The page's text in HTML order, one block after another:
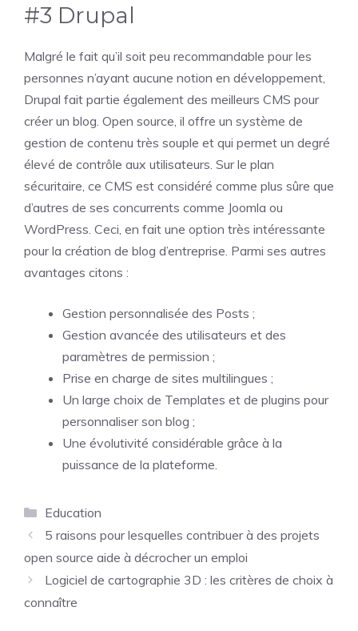
#3 Drupal
Malgré le fait qu’il soit peu recommandable pour les
personnes n’ayant aucune notion en développement,
Drupal fait partie également des meilleurs CMS pour
créer un blog. Open source, il offre un système de
gestion de contenu très souple et qui permet un degré
élevé de contrôle aux utilisateurs. Sur le plan
sécuritaire, ce CMS est considéré comme plus sûre que
d’autres de ses concurrents comme Joomla ou
WordPress. Ceci, en fait une option très intéressante
pour la création de blog d’entreprise. Parmi ses autres
avantages citons :
Gestion personnalisée des Posts ;
Gestion avancée des utilisateurs et des
paramètres de permission ;
Prise en charge de sites multilingues ;
Un large choix de Templates et de plugins pour
personnaliser son blog ;
Une évolutivité considérable grâce à la
puissance de la plateforme.
Catégories
Education
5 raisons pour lesquelles contribuer à des projets
open source aide à décrocher un emploi
Logiciel de cartographie 3D : les critères de choix à
connaître